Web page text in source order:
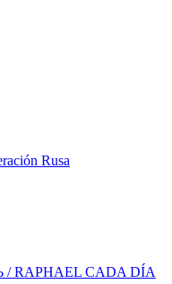
Rusa
CADA DÍA